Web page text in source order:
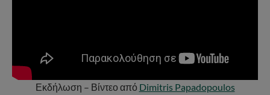
Εκδήλωση – Βίντεο από Dimitris Papadopoulos